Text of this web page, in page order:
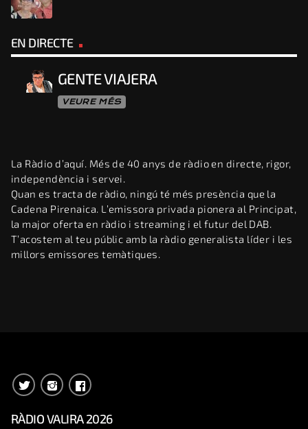
EN DIRECTE
GENTE VIAJERA
VEURE MÉS
La Ràdio d’aquí. Més de 40 anys de ràdio en directe, rigor,
independència i servei.
Quan es tracta de ràdio, ningú té més presència que la
Cadena Pirenaica. L’emissora privada pionera al Principat,
la major oferta en ràdio i streaming i el futur del DAB.
T’acostem al teu públic amb la ràdio generalista líder i les
millors emissores temàtiques.
RÀDIO VALIRA 2026